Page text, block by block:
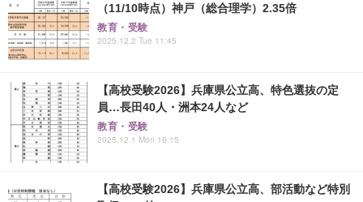
（11/10時点）神戸（総合理学）2.35倍
教育・受験
2025.12.2 Tue 11:45
【高校受験2026】兵庫県公立高、特色選抜の定
員…長田40人・洲本24人など
教育・受験
2025.12.1 Mon 16:15
【高校受験2026】兵庫県公立高、部活動など特別